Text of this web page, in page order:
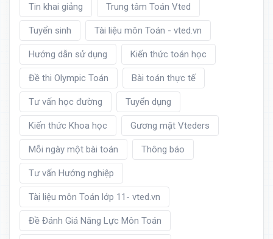
Tin khai giảng Trung tâm Toán Vted
Tuyển sinh Tài liệu môn Toán - vted.vn
Hướng dẫn sử dụng Kiến thức toán học
Đề thi Olympic Toán Bài toán thực tế
Tư vấn học đường Tuyển dụng
Kiến thức Khoa học Gương mặt Vteders
Mỗi ngày một bài toán Thông báo
Tư vấn Hướng nghiệp
Tài liệu môn Toán lớp 11- vted.vn
Đề Đánh Giá Năng Lực Môn Toán